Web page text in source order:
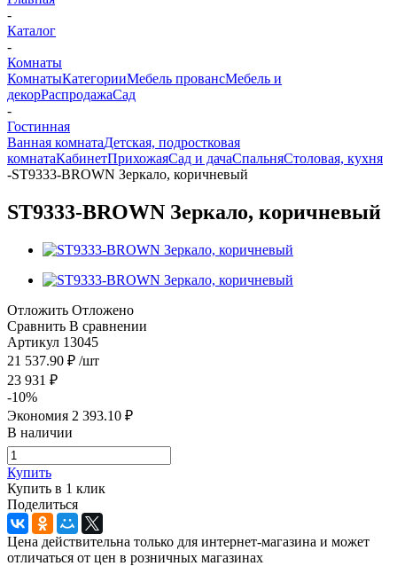
-
Каталог
-
Комнаты
КомнатыКатегорииМебель провансМебель и
декорРаспродажаСад
-
Гостинная
Ванная комнатаДетская, подростковая
комнатаКабинетПрихожаяСад и дачаСпальняСтоловая, кухня
-ST9333-BROWN Зеркало, коричневый
ST9333-BROWN Зеркало, коричневый
Отложить Отложено
Сравнить В сравнении
Артикул 13045
21 537.90 ₽ /шт
23 931 ₽
-10%
Экономия 2 393.10 ₽
В наличии
Купить
Купить в 1 клик
Поделиться
Цена действительна только для интернет-магазина и может
отличаться от цен в розничных магазинах